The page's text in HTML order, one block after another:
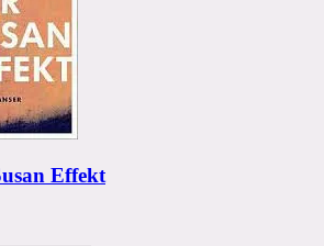
Effekt